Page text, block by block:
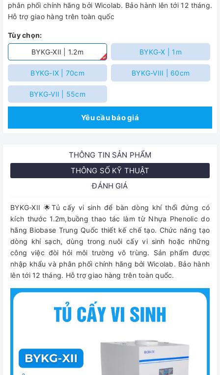
phân phối chính hãng bởi Wicolab. Bảo hành lên tới 12 tháng.
Hỗ trợ giao hàng trên toàn quốc
Tùy chọn:
BYKG-XII | 1.2m
BYKG-X | 1m
BYKG-IX | 70cm BYKG-VIII | 60cm
BYKG-VII | 55cm
Yêu cầu báo giá
THÔNG TIN SẢN PHẨM
THÔNG SỐ KỸ THUẬT
ĐÁNH GIÁ
BYKG-XII 🌟Tủ cấy vi sinh để bàn dòng khí thổi đứng có
kích thước 1.2m,buồng thao tác làm từ Nhựa Phenolic do
hãng Biobase Trung Quốc thiết kế chế tạo. Chức năng tạo
dòng khí sạch, dùng trong nuôi cấy vi sinh hoặc những
công việc đòi hỏi môi trường vô trùng. Sản phẩm được
nhập khẩu và phân phối chính hãng bởi Wicolab. Bảo hành
lên tới 12 tháng. Hỗ trợ giao hàng trên toàn quốc.